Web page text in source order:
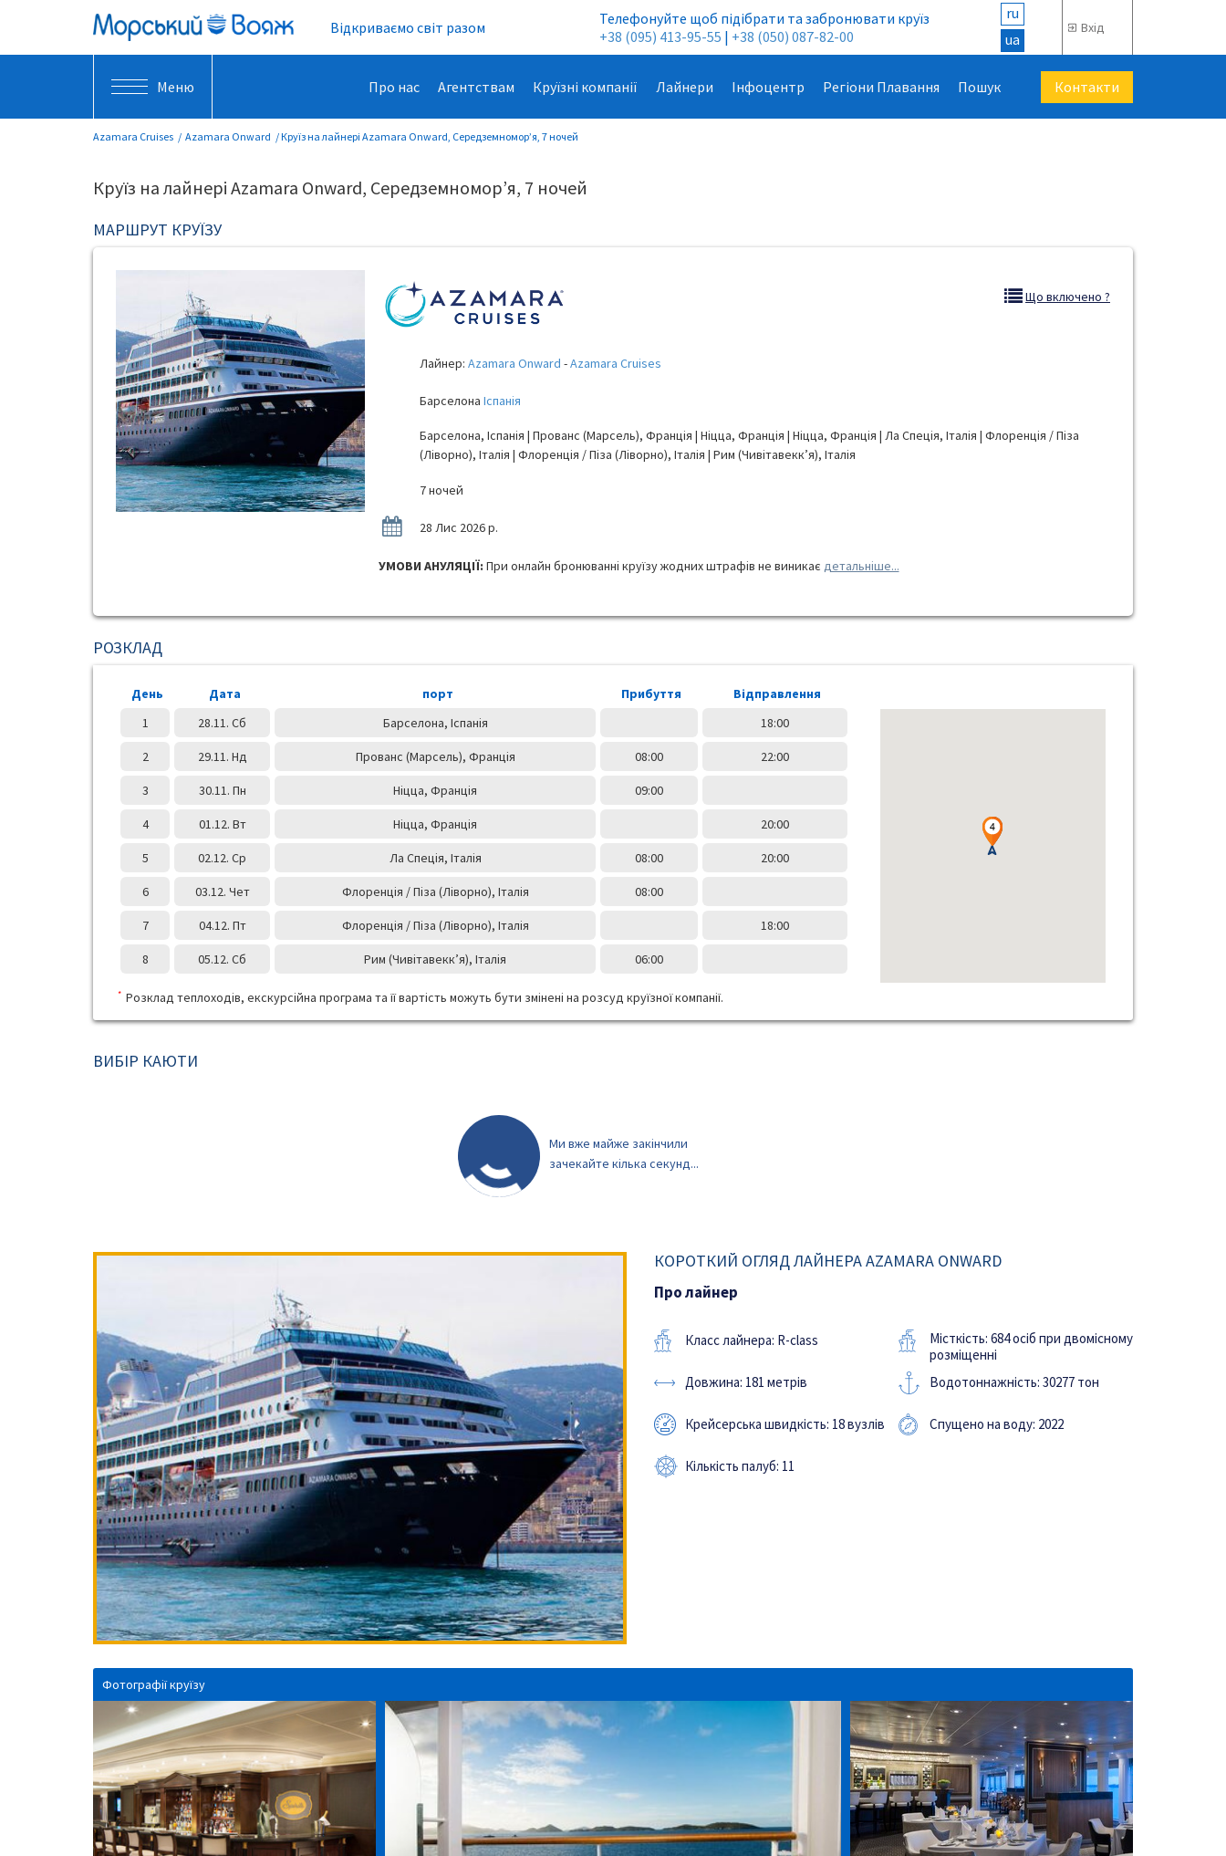
Відкриваємо світ разом
Телефонуйте щоб підібрати та забронювати круїз
+38 (095) 413-95-55 | +38 (050) 087-82-00
ru
ua
Вхід
Меню Про нас Агентствам Круїзні компанії Лайнери Інфоцентр Регіони Плавання Пошук Контакти
Azamara Cruises Azamara Onward Круїз на лайнері Azamara Onward, Середземномор’я, 7 ночей
Круїз на лайнері Azamara Onward, Середземномор’я, 7 ночей
МАРШРУТ КРУЇЗУ
Що включено ?
Лайнер: Azamara Onward -Azamara Cruises
Барселона Іспанія
Барселона, Іспанія | Прованс (Марсель), Франція | Ніцца, Франція | Ніцца, Франція | Ла Спеція, Італія | Флоренція / Піза
(Ліворно), Італія | Флоренція / Піза (Ліворно), Італія | Рим (Чивітавекк’я), Італія
7 ночей
28 Лис 2026 р.
УМОВИ АНУЛЯЦІЇ: При онлайн бронюванні круїзу жодних штрафів не виникає детальніше...
РОЗКЛАД
День Дата порт Прибуття
Відправлення
1
28.11. Сб Барселона, Іспанія 18:00
2 29.11. Нд Прованс (Марсель), Франція 08:00 22:00
3 30.11. Пн Ніцца, Франція 09:00
4 01.12. Вт Ніцца, Франція 20:00
5 02.12. Ср Ла Спеція, Італія 08:00 20:00
6 03.12. Чет Флоренція / Піза (Ліворно), Італія 08:00
7 04.12. Пт Флоренція / Піза (Ліворно), Італія 18:00
8 05.12. Сб Рим (Чивітавекк’я), Італія 06:00
* Розклад теплоходів, екскурсійна програма та її вартість можуть бути змінені на розсуд круїзної компанії.
ВИБІР КАЮТИ
Ми вже майже закінчили
зачекайте кілька секунд...
КОРОТКИЙ ОГЛЯД ЛАЙНЕРА AZAMARA ONWARD
Про лайнер
Класс лайнера: R-class
Місткість: 684 осіб при двомісному
розміщенні
Довжина: 181 метрів
Водотоннажність: 30277 тон
Крейсерська швидкість: 18 вузлів Спущено на воду: 2022
Кількість палуб: 11
Фотографії круїзу